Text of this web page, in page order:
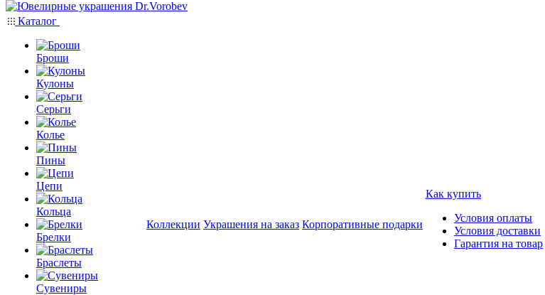
Каталог
Броши
Кулоны
Серьги
Колье
Пины
Цепи
Кольца
Брелки
Браслеты
Сувениры
Коллекции Украшения на заказ Корпоративные подарки
Как купить
Условия оплаты
Условия доставки
Гарантия на товар